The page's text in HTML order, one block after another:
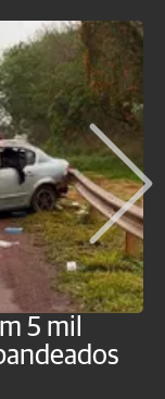
5 mil